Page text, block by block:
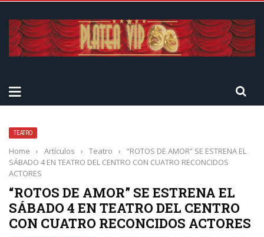
TEATRO
Home › Artículos › Teatro ›
“ROTOS DE AMOR” SE ESTRENA EL
SÁBADO 4 EN TEATRO DEL CENTRO CON CUATRO RECONCIDOS
ACTORES
“ROTOS DE AMOR” SE ESTRENA EL
SÁBADO 4 EN TEATRO DEL CENTRO
CON CUATRO RECONCIDOS ACTORES